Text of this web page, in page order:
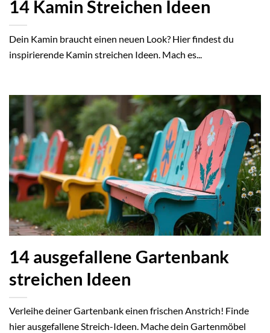
14 Kamin Streichen Ideen
Dein Kamin braucht einen neuen Look? Hier findest du
inspirierende Kamin streichen Ideen. Mach es...
14 ausgefallene Gartenbank
streichen Ideen
Verleihe deiner Gartenbank einen frischen Anstrich! Finde
hier ausgefallene Streich-Ideen. Mache dein Gartenmöbel